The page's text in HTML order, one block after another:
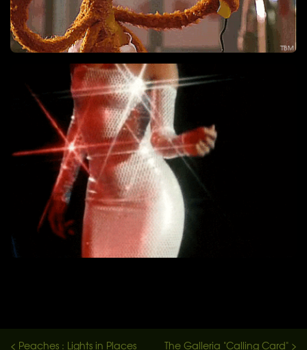
The Galleria "Calling Card" >
< Peaches : Lights in Places